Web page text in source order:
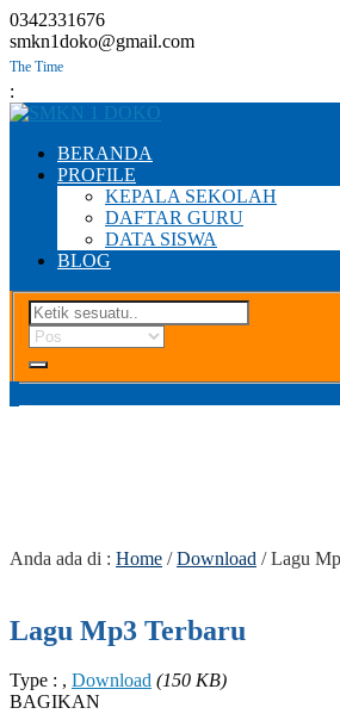
0342331676
smkn1doko@gmail.com
:
BERANDA
PROFILE
KEPALA SEKOLAH
DAFTAR GURU
DATA SISWA
BLOG
Anda ada di : Home /Download /Lagu
Lagu Mp3 Terbaru
Type : , Download (150 KB)
BAGIKAN